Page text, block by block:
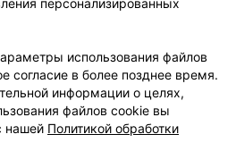
договор
Доставка
Вакансии
Партнеры
руководителю 103.by
в поддержку
настройки Cookie
персонализированных
использования файлов
согласие в более позднее время.
информации о целях,
файлов cookie вы
нашей Политикой обработки